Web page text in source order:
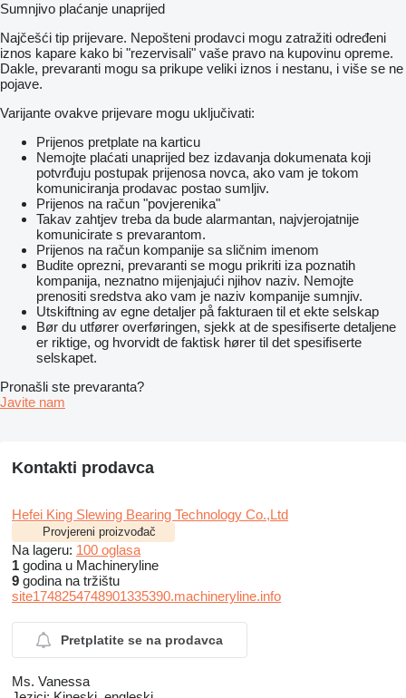
Sumnjivo plaćanje unaprijed
Najčešći tip prijevare. Nepošteni prodavci mogu zatražiti određeni
iznos kapare kako bi "rezervisali" vaše pravo na kupovinu opreme.
Dakle, prevaranti mogu sa prikupe veliki iznos i nestanu, i više se ne
pojave.
Varijante ovakve prijevare mogu uključivati:
Prijenos pretplate na karticu
Nemojte plaćati unaprijed bez izdavanja dokumenata koji
potvrđuju postupak prijenosa novca, ako vam je tokom
komuniciranja prodavac postao sumljiv.
Prijenos na račun "povjerenika"
Takav zahtjev treba da bude alarmantan, najvjerojatnije
komunicirate s prevarantom.
Prijenos na račun kompanije sa sličnim imenom
Budite oprezni, prevaranti se mogu prikriti iza poznatih
kompanija, neznatno mijenjajući njihov naziv. Nemojte
prenositi sredstva ako vam je naziv kompanije sumnjiv.
Utskiftning av egne detaljer på fakturaen til et ekte selskap
Bør du utfører overføringen, sjekk at de spesifiserte detaljene
er riktige, og hvorvidt de faktisk hører til det spesifiserte
selskapet.
Pronašli ste prevaranta?
Javite nam
Kontakti prodavca
Hefei King Slewing Bearing Technology Co.,Ltd
Provjereni proizvođač
Na lageru: 100 oglasa
1 godina u Machineryline
9 godina na tržištu
site1748254748901335390.machineryline.info
Pretplatite se na prodavca
Ms. Vanessa